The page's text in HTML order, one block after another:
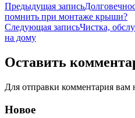
Навигация
по
записям
Предыдущая запись
помнить при монтаже крыши?
Следующая записьЧистка,
на дому
Оставить
Для отправки комментария вам
Новое